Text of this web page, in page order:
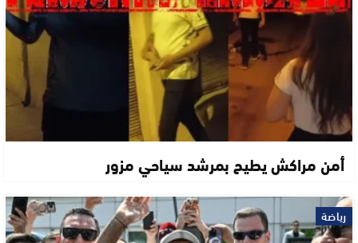
أمن مراكش يطيح بمرشد سياحي مزور
رياضة